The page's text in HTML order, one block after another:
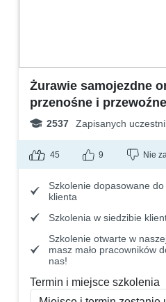
Żurawie samojezdne
przenośne i przewoźne
2537 Zapisanych
45 9 Nie
Szkolenie dopasowane
klienta
Szkolenia w siedzibie
Szkolenie otwarte w
masz mało pracowników
nas!
Termin i miejsce szkolenia